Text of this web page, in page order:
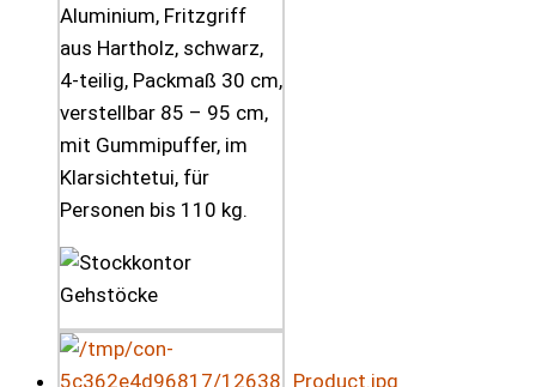
Aluminium, Fritzgriff
aus Hartholz, schwarz,
4-teilig, Packmaß 30 cm,
verstellbar 85 – 95 cm,
mit Gummipuffer, im
Klarsichtetui, für
Personen bis 110 kg.